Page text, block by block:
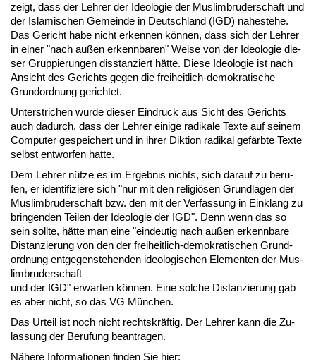
zeigt, dass der Leh­rer der Ideo­lo­gie der Mus­lim­bru­der­schaft und
der Is­la­mi­schen Ge­mein­de in Deutsch­land (IGD) na­he­ste­he.
Das Ge­richt ha­be nicht er­ken­nen kön­nen, dass sich der Leh­rer
in ei­ner "nach au­ßen er­kenn­ba­ren" Wei­se von der Ideo­lo­gie die­
ser Grup­pie­run­gen dis­stan­ziert hät­te. Die­se Ideo­lo­gie ist nach
An­sicht des Ge­richts ge­gen die frei­heit­lich-de­mo­kra­ti­sche
Grund­ord­nung ge­rich­tet.
Un­ter­stri­chen wur­de die­ser Ein­druck aus Sicht des Ge­richts
auch da­durch, dass der Leh­rer ei­ni­ge ra­di­ka­le Tex­te auf sei­nem
Com­pu­ter ge­spei­chert und in ih­rer Dik­ti­on ra­di­kal ge­färb­te Tex­te
selbst ent­wor­fen hat­te.
Dem Leh­rer nüt­ze es im Er­geb­nis nichts, sich dar­auf zu be­ru­
fen, er iden­ti­fi­zie­re sich "nur mit den re­li­giö­sen Grund­la­gen der
Mus­lim­bru­der­schaft bzw. den mit der Ver­fas­sung in Ein­klang zu
brin­gen­den Tei­len der Ideo­lo­gie der IGD". Denn wenn das so
sein soll­te, hät­te man ei­ne "ein­deu­tig nach au­ßen er­kenn­ba­re
Dis­tan­zie­rung von den der frei­heit­lich-de­mo­kra­ti­schen Grund­
ord­nung ent­ge­gen­ste­hen­den ideo­lo­gi­schen Ele­men­ten der Mus­
lim­bru­der­schaft
und der IGD" er­war­ten kön­nen. Ei­ne sol­che Dis­tan­zie­rung gab
es aber nicht, so das VG Mün­chen.
Das Ur­teil ist noch nicht rechts­kräf­tig. Der Leh­rer kann die Zu­
las­sung der Be­ru­fung be­an­tra­gen.
Nä­he­re In­for­ma­tio­nen fin­den Sie hier: